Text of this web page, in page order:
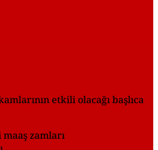
etkili olacağı başlıca
zamları